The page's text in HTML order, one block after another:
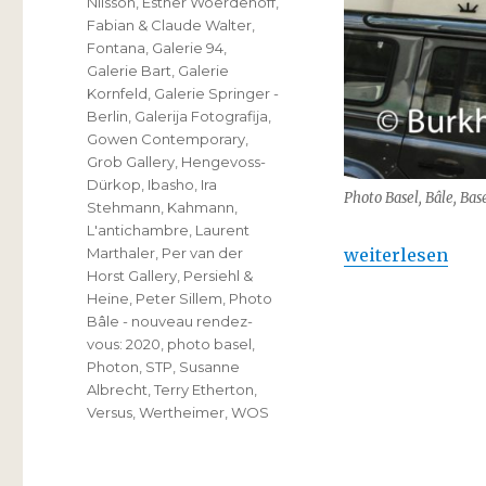
Photo Basel, Bâle,
„Photo Bâle –
weiterlesen
Fabian & Claude Walter
Fontana Galerie 94
Galerie Bart Galerie
Kornfeld Galerie Springer -
Berlin Galerija Fotografija
Gowen Contemporary
Grob Gallery Hengevoss-
Dürkop Ibasho Ira
Stehmann Kahmann
L'antichambre Laurent
Marthaler Per van der
Horst Gallery Persiehl &
Heine Peter Sillem Photo
Bâle - nouveau rendez-
vous: 2020 photo basel
Photon STP Susanne
Albrecht ,Terry Etherton
Versus ,Wertheimer ,WOS